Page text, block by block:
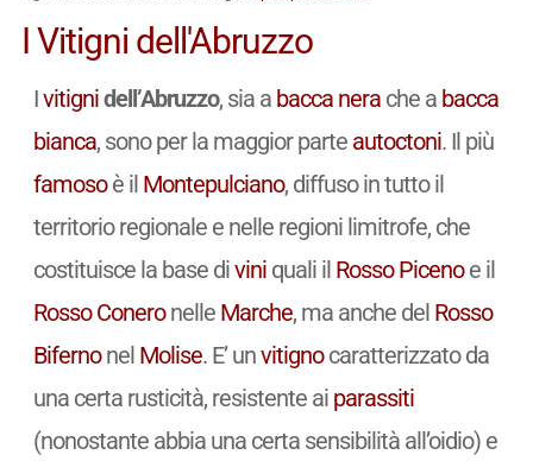
I Vitigni dell'Abruzzo
Ivitignidell’Abruzzo, sia a bacca nerache a bacca
bianca, sono per la maggior parte autoctoni. Il più
famosoè il Montepulciano, diffuso in tutto il
territorio regionale e nelle regioni limitrofe, che
costituisce la base diviniquali il Rosso Picenoe il
Rosso Coneronelle Marche, ma anche del Rosso
Bifernonel Molise. E’ unvitignocaratterizzato da
una certa rusticità, resistente ai parassiti
(nonostante abbia una certa sensibilità all’oidio) e